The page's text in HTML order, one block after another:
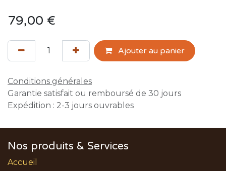
79,00 €
Ajouter au panier
Conditions générales
Garantie satisfait ou remboursé de 30 jours
Expédition : 2-3 jours ouvrables
Nos produits & Services
Accueil